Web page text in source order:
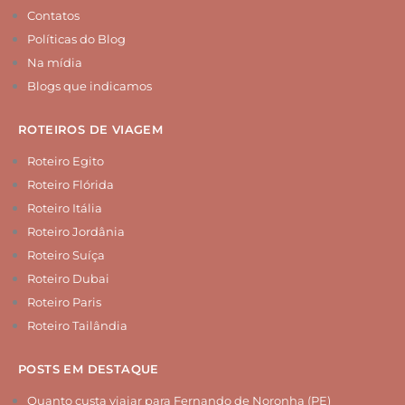
Contatos
Políticas do Blog
Na mídia
Blogs que indicamos
ROTEIROS DE VIAGEM
Roteiro Egito
Roteiro Flórida
Roteiro Itália
Roteiro Jordânia
Roteiro Suíça
Roteiro Dubai
Roteiro Paris
Roteiro Tailândia
POSTS EM DESTAQUE
Quanto custa viajar para Fernando de Noronha (PE)